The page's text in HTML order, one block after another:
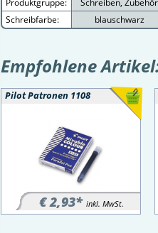
Produktgruppe:
Schreiben, Zubehör
Schreibfarbe:
blauschwarz
Empfohlene
Pilot Patronen 1108
€ 2,93* inkl. MwSt.